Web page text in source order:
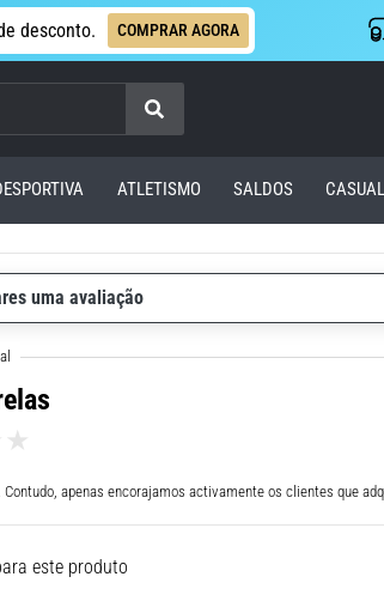
desconto. COMPRAR AGORA
Procurar
ATLETISMO SALDOS CASUAL
uma avaliação
apenas encorajamos activamente os clientes que
este produto